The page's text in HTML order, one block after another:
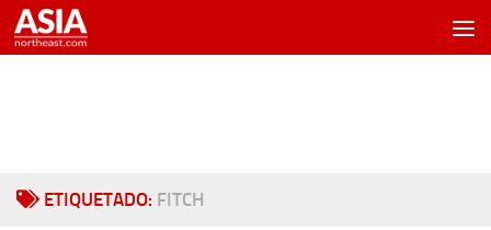
Saltar al contenido
ETIQUETADO: FITCH